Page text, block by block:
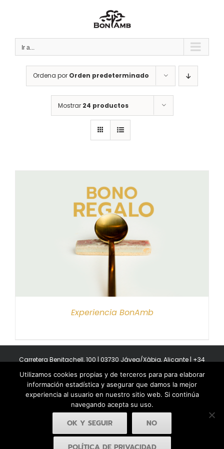
Ir a...
Ordena por Orden predeterminado
Mostrar 24 productos
Experiencia BonAmb
Carretera Benitachell, 100 | 03730 Jávea/Xàbia, Alicante | +34
Copyright 2011-2026 BonAmb Restaurant | All Rights Reserved |
Política de privacidad|Powered by Insertcom
Utilizamos cookies propias y de terceros para para elaborar
información estadística y asegurar que damos la mejor
experiencia al usuario en nuestro sitio web. Si continúa
navegando acepta su uso.
OK Y SEGUIR NO